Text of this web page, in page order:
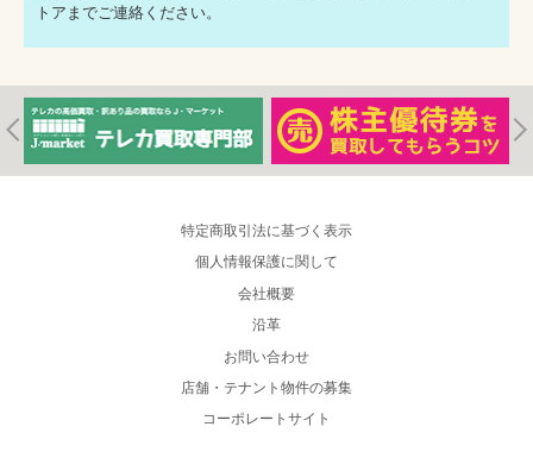
トアまでご連絡ください。
特定商取引法に基づく表示
個人情報保護に関して
会社概要
沿革
お問い合わせ
店舗・テナント物件の募集
コーポレートサイト